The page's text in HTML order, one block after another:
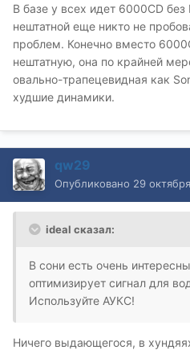
В базе у всех идет 6000CD
нештатной еще никто не
проблем. Конечно вместо
нештатную, она по крайней
овально-трапецевидная как
худшие динамики.
qw29
Опубликовано 29
ideal сказал:
В сони есть очень
оптимизирует сигнал для
Используйте АУКС!
Ничего выдающегося, в